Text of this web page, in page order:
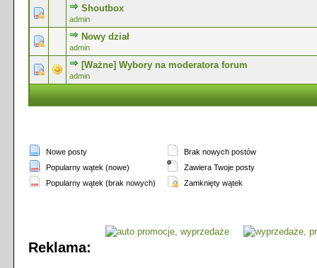
Shoutbox
admin
0 głosów - średnia ocena: 0 na 5 gwiazdek
Nowy dział
admin
0 głosów - średnia ocena: 0 na 5 gwiazdek
[Ważne] Wybory na moderatora forum
admin
0 głosów - średnia ocena: 0 na 5 gwiazdek
1234 5
Nowe posty
Popularny wątek (nowe)
Popularny wątek (brak nowych)
Brak nowych postów
Zawiera Twoje posty
Zamknięty wątek
Reklama: